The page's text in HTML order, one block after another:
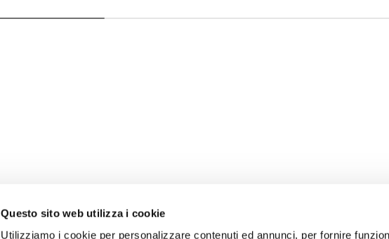
Questo sito web utilizza i cookie
Utilizziamo i cookie per personalizzare contenuti ed annunci, per fornire